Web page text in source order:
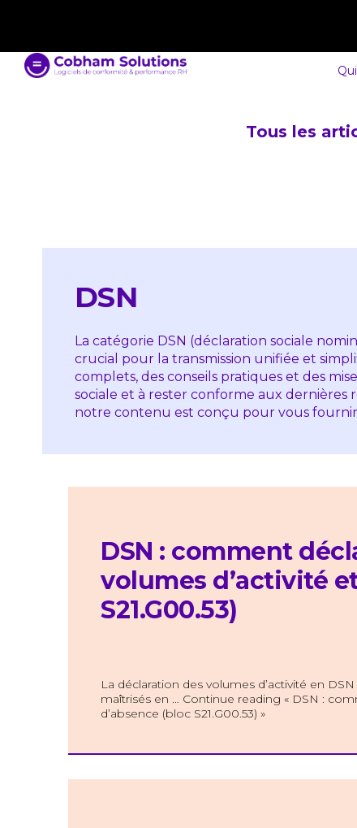
Tous les
DSN
La catégorie DSN (déclaration sociale
crucial pour la transmission unifiée et
complets, des conseils pratiques et des
sociale et à rester conforme aux
notre contenu est conçu pour vous fournir
DSN : comment
volumes d’activité
S21.G00.53)
La déclaration des volumes d’activité en
maîtrisés en … Continue reading « DSN :
d’absence (bloc S21.G00.53) »